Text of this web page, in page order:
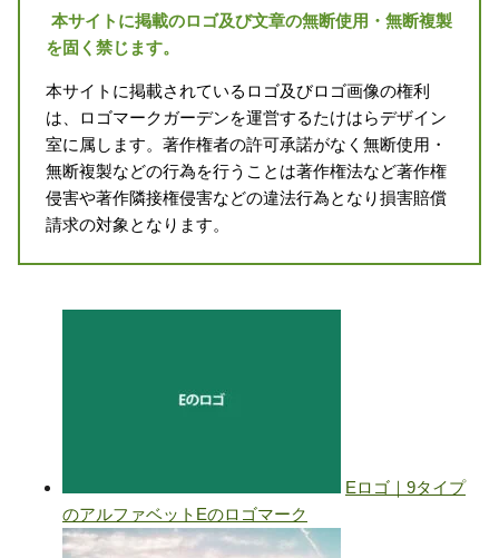
本サイトに掲載のロゴ及び文章の無断使用・無断複製
を固く禁じます。
本サイトに掲載されているロゴ及びロゴ画像の権利
は、ロゴマークガーデンを運営するたけはらデザイン
室に属します。著作権者の許可承諾がなく無断使用・
無断複製などの行為を行うことは著作権法など著作権
侵害や著作隣接権侵害などの違法行為となり損害賠償
請求の対象となります。